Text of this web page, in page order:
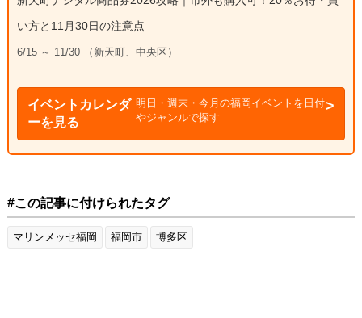
い方と11月30日の注意点
6/15 ～ 11/30 （新天町、中央区）
イベントカレンダ
ーを見る
明日・週末・今月の福岡イベントを日付
やジャンルで探す
#この記事に付けられたタグ
マリンメッセ福岡 福岡市 博多区